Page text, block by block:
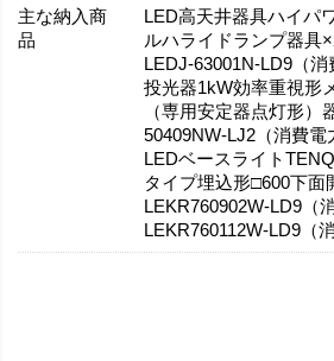
主な納入商
品
LED高天井器具ハイパ
ルハライドランプ器具
LEDJ-63001N-LD9（
投光器1kW効率重視形
（専用安定器点灯形）
50409NW-LJ2（消費電
LEDベースライト
タイプ埋込形□600下面
LEKR760902W-LD9（
LEKR760112W-LD9（